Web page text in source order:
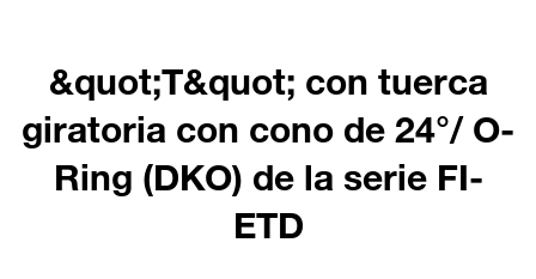
&quot;T&quot; con tuerca
giratoria con cono de 24°/ O-
Ring (DKO) de la serie FI-
ETD